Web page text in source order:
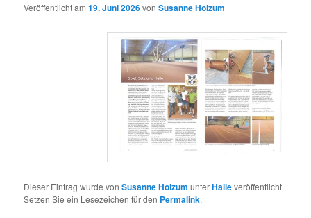
Veröffentlicht am19. Juni 2026vonSusanne Holzum
Dieser Eintrag wurde vonSusanne Holzum unterHalleveröffentlicht.
Setzen Sie ein Lesezeichen für den Permalink.